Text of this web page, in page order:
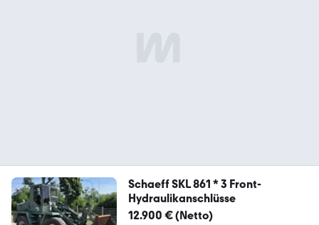
Schaeff SKL 861 * 3 Front-
Hydraulikanschlüsse
12.900 € (Netto)